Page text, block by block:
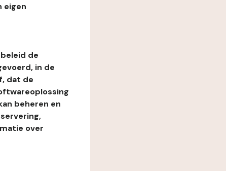
eigen
de
in de
dat de
beheren en
over